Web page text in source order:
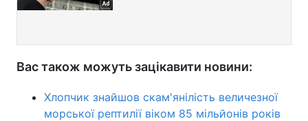
Вас також можуть зацікавити новини:
Хлопчик знайшов скам'янілість величезної
морської рептилії віком 85 мільйонів років